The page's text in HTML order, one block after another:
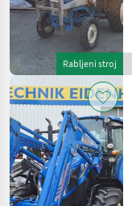
Rabljeni stroj